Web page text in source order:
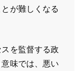
が難しくなる
を監督する政
味では、悪い